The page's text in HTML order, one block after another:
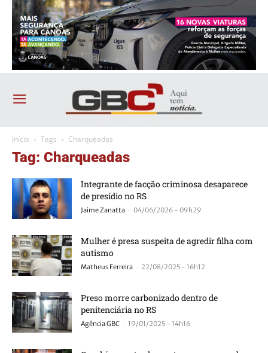
Início Tags Charqueadas
Tag: Charqueadas
Integrante de facção criminosa desaparece
de presídio no RS
Jaime Zanatta - 04/06/2026 - 09h29
Mulher é presa suspeita de agredir filha com
autismo
Matheus Ferreira - 22/08/2025 - 16h12
Preso morre carbonizado dentro de
penitenciária no RS
Agência GBC - 19/01/2025 - 14h16